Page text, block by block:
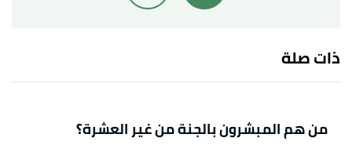
ذات صلة
من هم المبشرون بالجنة من غير العشرة؟